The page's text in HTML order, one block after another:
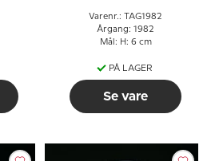
Varenr.: TAG1982
Årgang: 1982
Mål: H: 6 cm
PÅ LAGER
Se vare